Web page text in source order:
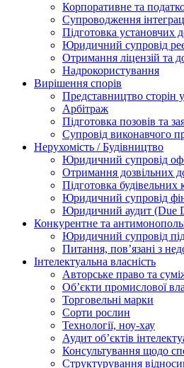
Корпоративне та
Супроводження
Підготовка установчих
Юридичний супровід
Отримання ліцензій та
Надрокористування
Вирішення спорів
Представництво сторін
Арбітраж
Підготовка позовів та
Супровід виконавчого
Нерухомість / Будівництво
Юридичний супровід
Отримання дозвільних
Підготовка
Юридичний супровід
Юридичний аудит (Due
Конкурентне та
Юридичний супровід
Питання, пов’язані з
Інтелектуальна власність
Авторське право та
Oб’єкти промислової
Торговельні марки
Сорти рослин
Технології, ноу-хау
Аудит об’єктів
Консультування щодо
Структурування